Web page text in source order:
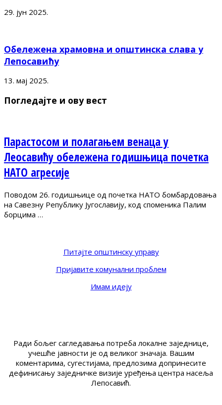
29. јун 2025.
Обележена храмовна и општинска слава у
Лепосавићу
13. мај 2025.
Погледајте и ову вест
Парастосом и полагањем венаца у
Леосавићу обележена годишњица почетка
НАТО агресије
Поводом 26. годишњице од почетка НАТО бомбардовања
на Савезну Републику Југославију, код споменика Палим
борцима …
Питајте општинску управу
Пријавите комунални проблем
Имам идеју
Ради бољег сагледавања потреба локалне заједнице,
учешће јавности је од великог значаја. Вашим
коментарима, сугестијама, предлозима допринесите
дефинисању заједничке визије уређења центра насеља
Лепосавић.